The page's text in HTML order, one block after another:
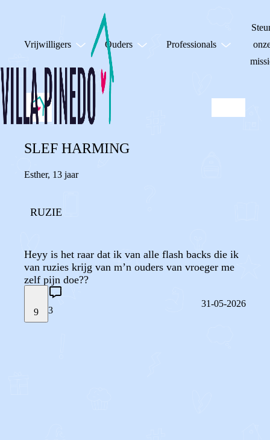
Vrijwilligers Ouders Professionals
SLEF HARMING
Esther, 13 jaar
RUZIE
Heyy is het raar dat ik van alle flash backs die ik
van ruzies krijg van m’n ouders van vroeger me
zelf pijn doe??
9 3
31-05-2026